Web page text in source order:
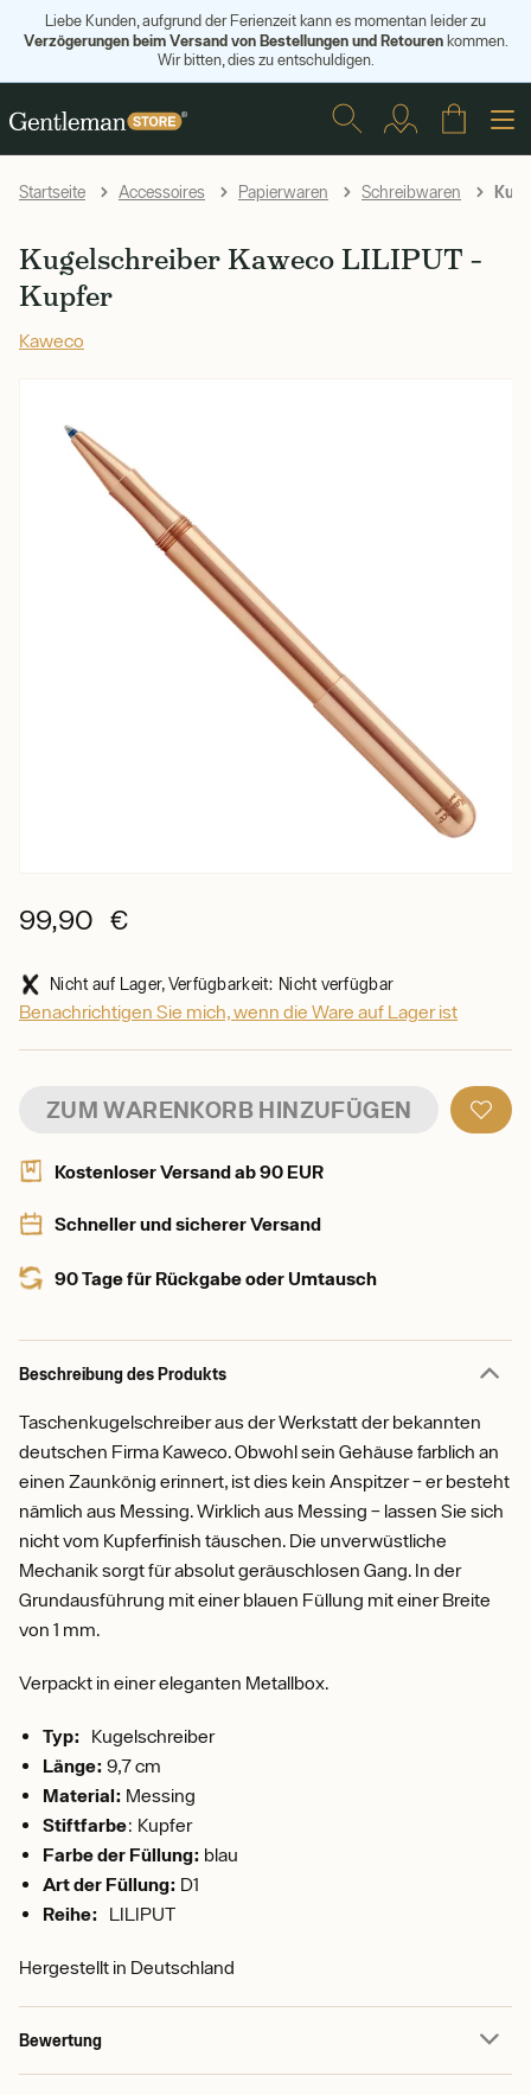
Liebe Kunden, aufgrund der Ferienzeit kann es momentan leider zu
Verzögerungen beim Versand von Bestellungen und Retourenkommen.
Wir bitten, dies zu entschuldigen.
Startseite Accessoires Papierwaren Schreibwaren
Kugelschreiber Kaweco LILIPUT –
Kupfer
Kaweco
99,90 €
Nicht auf Lager, Verfügbarkeit: Nicht verfügbar
Benachrichtigen Sie mich, wenn die Ware auf Lager ist
ZUM WARENKORB HINZUFÜGEN
Kostenloser Versand ab 90 EUR
Schneller und sicherer Versand
90 Tage für Rückgabe oder Umtausch
Beschreibung des Produkts
Taschenkugelschreiber aus der Werkstatt der bekannten
deutschen Firma Kaweco. Obwohl sein Gehäuse farblich an
einen Zaunkönig erinnert, ist dies kein Anspitzer – er besteht
nämlich aus Messing. Wirklich aus Messing – lassen Sie sich
nicht vom Kupferfinish täuschen. Die unverwüstliche
Mechanik sorgt für absolut geräuschlosen Gang. In der
Grundausführung mit einer blauen Füllung mit einer Breite
von 1 mm.
Verpackt in einer eleganten Metallbox.
Typ: Kugelschreiber
Länge: 9,7 cm
Material: Messing
Stiftfarbe: Kupfer
Farbe der Füllung: blau
Art der Füllung: D1
Reihe: LILIPUT
Hergestellt in Deutschland
Bewertung